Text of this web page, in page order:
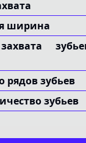
ширина
рядов зубьев
зубьев